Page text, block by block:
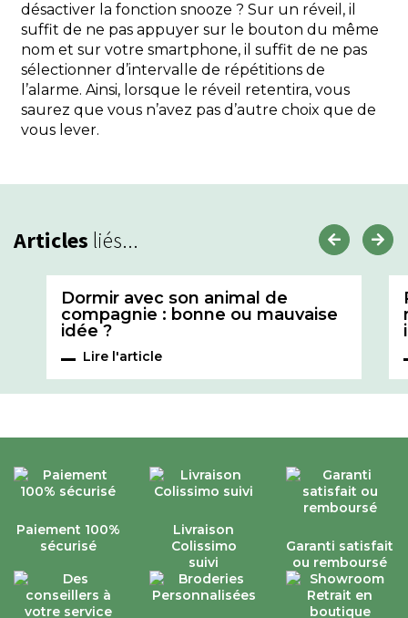
désactiver la fonction snooze ? Sur un réveil, il
suffit de ne pas appuyer sur le bouton du même
nom et sur votre smartphone, il suffit de ne pas
sélectionner d’intervalle de répétitions de
l’alarme. Ainsi, lorsque le réveil retentira, vous
saurez que vous n’avez pas d’autre choix que de
vous lever.
Articles liés...
Dormir avec son animal de
compagnie : bonne ou mauvaise
idée ?
Lire l'article
Paiement 100%
sécurisé
Livraison
Colissimo
suivi
Garanti satisfait
ou remboursé